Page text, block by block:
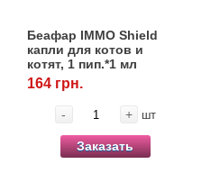
Беафар IMMO Shield
капли для котов и
котят, 1 пип.*1 мл
164 грн.
- + шт
Заказать